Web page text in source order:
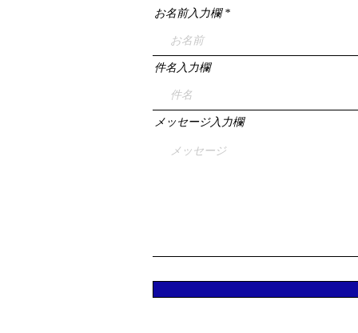
お名前入力欄
件名入力欄
メッセージ入力欄